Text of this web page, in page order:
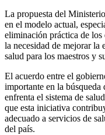
La propuesta del
en el modelo actual,
eliminación práctica de los
la necesidad de mejorar la
salud para los maestros y
El acuerdo entre el
importante en la búsqueda
enfrenta el sistema de
que esta iniciativa
adecuado a servicios de
del país.